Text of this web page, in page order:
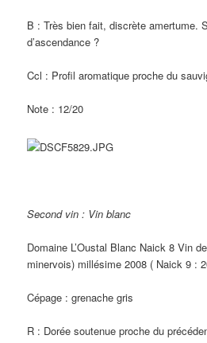
B : Très bien fait, discrète amertume.
d’ascendance ?
Ccl : Profil aromatique proche du
Note : 12/20
Second vin : Vin blanc
Domaine L’Oustal Blanc Naick 8 Vin
minervois) millésime 2008 ( Naick 9 :
Cépage : grenache gris
R : Dorée soutenue proche du